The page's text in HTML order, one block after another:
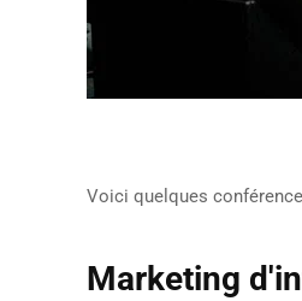
Voici quelques
Marketing